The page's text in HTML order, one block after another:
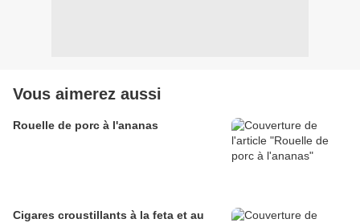
Vous aimerez aussi
Rouelle de porc à l'ananas
Cigares croustillants à la feta et au